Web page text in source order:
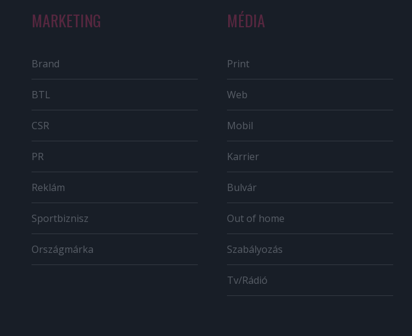
MARKETING
Brand
BTL
CSR
PR
Reklám
Sportbiznisz
Országmárka
MÉDIA
Print
Web
Mobil
Karrier
Bulvár
Out of home
Szabályozás
Tv/Rádió